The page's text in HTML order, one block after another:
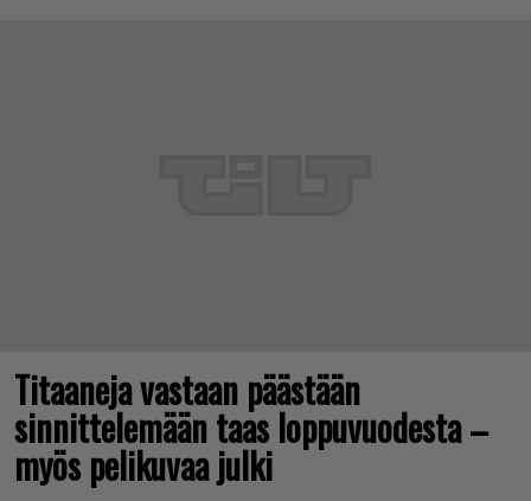
Titaaneja vastaan päästään
sinnittelemään taas loppuvuodesta –
myös pelikuvaa julki